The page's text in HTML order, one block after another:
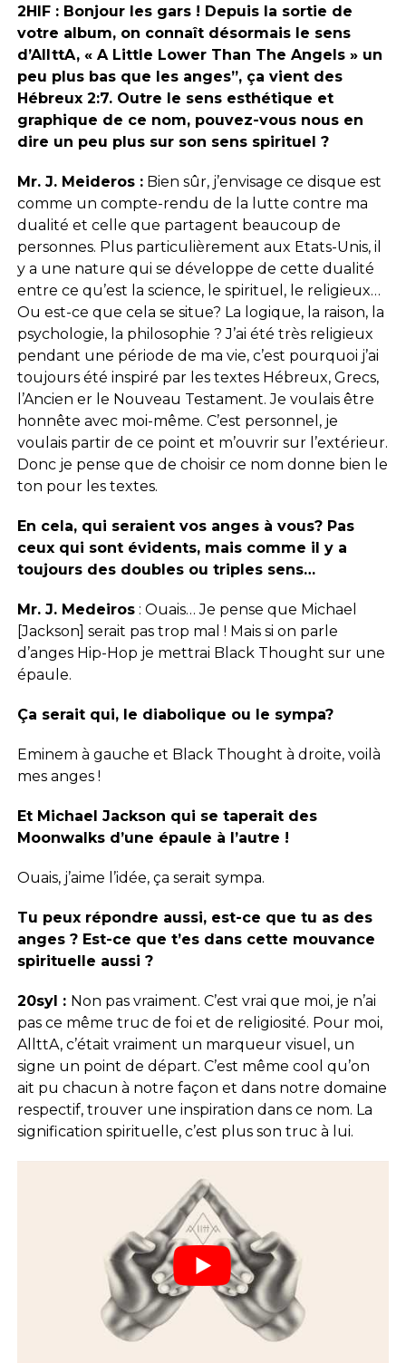
2HIF : Bonjour les gars ! Depuis la sortie de
votre album, on connaît désormais le sens
d’AllttA, « A Little Lower Than The Angels » un
peu plus bas que les anges”, ça vient des
Hébreux 2:7. Outre le sens esthétique et
graphique de ce nom, pouvez-vous nous en
dire un peu plus sur son sens spirituel ?
Mr. J. Meideros :Bien sûr, j’envisage ce disque est
comme un compte-rendu de la lutte contre ma
dualité et celle que partagent beaucoup de
personnes. Plus particulièrement aux Etats-Unis, il
y a une nature qui se développe de cette dualité
entre ce qu’est la science, le spirituel, le religieux…
Ou est-ce que cela se situe? La logique, la raison, la
psychologie, la philosophie ? J’ai été très religieux
pendant une période de ma vie, c’est pourquoi j’ai
toujours été inspiré par les textes Hébreux, Grecs,
l’Ancien er le Nouveau Testament. Je voulais être
honnête avec moi-même. C’est personnel, je
voulais partir de ce point et m’ouvrir sur l’extérieur.
Donc je pense que de choisir ce nom donne bien le
ton pour les textes.
En cela, qui seraient vos anges à vous? Pas
ceux qui sont évidents, mais comme il y a
toujours des doubles ou triples sens…
Mr. J. Medeiros: Ouais… Je pense que Michael
[Jackson] serait pas trop mal ! Mais si on parle
d’anges Hip-Hop je mettrai Black Thought sur une
épaule.
Ça serait qui, le diabolique ou le sympa?
Eminem à gauche et Black Thought à droite, voilà
mes anges !
Et Michael Jackson qui se taperait des
Moonwalks d’une épaule à l’autre !
Ouais, j’aime l’idée, ça serait sympa.
Tu peux répondre aussi, est-ce que tu as des
anges ? Est-ce que t’es dans cette mouvance
spirituelle aussi ?
20syl : Non pas vraiment. C’est vrai que moi, je n’ai
pas ce même truc de foi et de religiosité. Pour moi,
AllttA, c’était vraiment un marqueur visuel, un
signe un point de départ. C’est même cool qu’on
ait pu chacun à notre façon et dans notre domaine
respectif, trouver une inspiration dans ce nom. La
signification spirituelle, c’est plus son truc à lui.